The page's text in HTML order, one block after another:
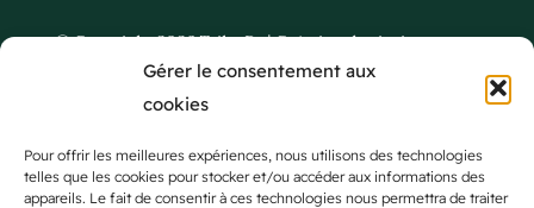
Gérer le consentement aux
cookies
Pour offrir les meilleures expériences, nous utilisons des technologies
telles que les cookies pour stocker et/ou accéder aux informations des
appareils. Le fait de consentir à ces technologies nous permettra de traiter
© Copyright 2026 Tsiky Be | Création du site internet et
infogérance parReunioweb|Mentions Légales
Confidentialité
Ce site a été financé par l’Union Européenne
dans le cadre du programme FEDER-FSE+